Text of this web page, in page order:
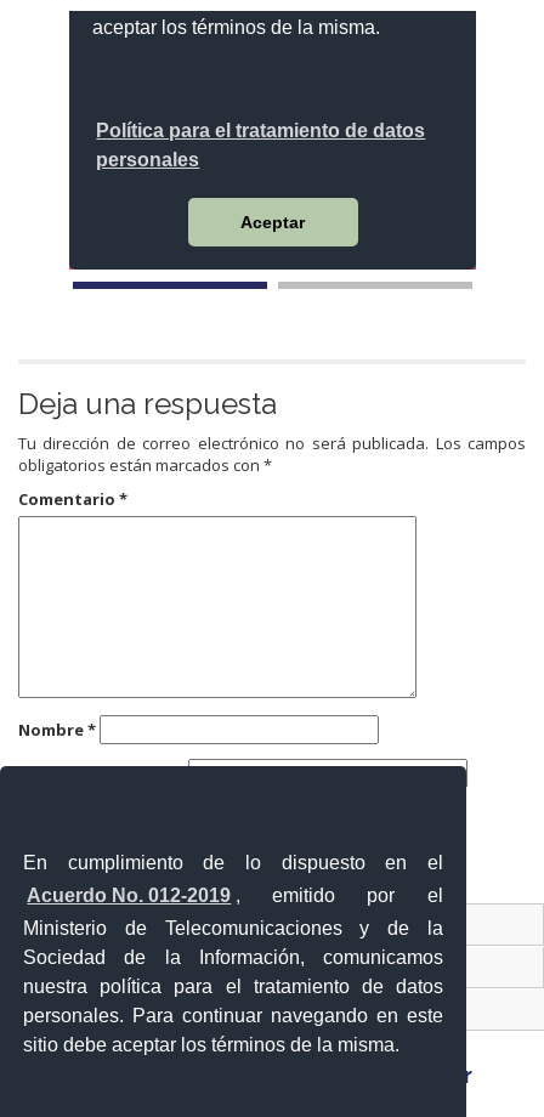
En cumplimiento de lo dispuesto en el
Acuerdo No. 012-2019 , emitido por el
Ministerio de Telecomunicaciones y de la
Sociedad de la Información, comunicamos
nuestra política para el tratamiento de datos
personales. Para continuar navegando en este
sitio debe aceptar los términos de la misma.
Deja una respuesta
Tu dirección de correo electrónico no será publicada. Los campos
obligatorios están marcados con *
Comentario *
Nombre*
Correo electrónico*
Contacto Ciudadano
Ventanilla Única de Comercio Exterior
Sistema Nacional de Información (SNI)